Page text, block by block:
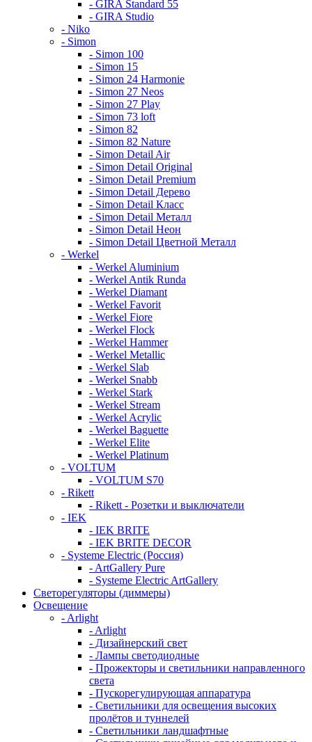
- GIRA Standard 55
- GIRA Studio
- Niko
- Simon
- Simon 100
- Simon 15
- Simon 24 Harmonie
- Simon 27 Neos
- Simon 27 Play
- Simon 73 loft
- Simon 82
- Simon 82 Nature
- Simon Detail Air
- Simon Detail Original
- Simon Detail Premium
- Simon Detail Дерево
- Simon Detail Класс
- Simon Detail Металл
- Simon Detail Неон
- Simon Detail Цветной Металл
- Werkel
- Werkel Aluminium
- Werkel Antik Runda
- Werkel Diamant
- Werkel Favorit
- Werkel Fiore
- Werkel Flock
- Werkel Hammer
- Werkel Metallic
- Werkel Slab
- Werkel Snabb
- Werkel Stark
- Werkel Stream
- Werkel Acrylic
- Werkel Baguette
- Werkel Elite
- Werkel Platinum
- VOLTUM
- VOLTUM S70
- Rikett
- Rikett - Розетки и выключатели
- IEK
- IEK BRITE
- IEK BRITE DECOR
- Systeme Electric (Россия)
- ArtGallery Pure
- Systeme Electric ArtGallery
Светорегуляторы (диммеры)
Освещение
- Arlight
- Arlight
- Дизайнерский свет
- Лампы светодиодные
- Прожекторы и светильники направленного
света
- Пускорегулирующая аппаратура
- Светильники для освещения высоких
пролётов и туннелей
- Светильники ландшафтные